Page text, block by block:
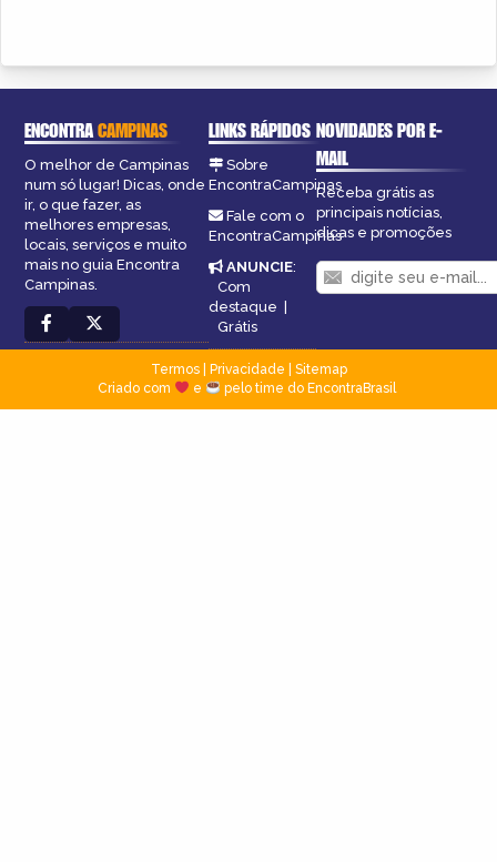
ENCONTRACAMPINAS
O melhor de Campinas
num só lugar! Dicas, onde
ir, o que fazer, as
melhores empresas,
locais, serviços e muito
mais no guia Encontra
Campinas.
LINKS RÁPIDOS
Sobre
EncontraCampinas
Fale com o
EncontraCampinas
ANUNCIE:
Com
destaque |
Grátis
NOVIDADES POR E-
MAIL
Receba grátis as
principais notícias,
dicas e promoções
Termos| Privacidade
Sitemap
Criado com
e pelo time do EncontraBrasil